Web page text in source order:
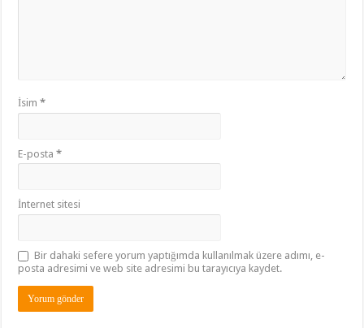
İsim*
E-posta*
İnternet sitesi
Bir dahaki sefere yorum yaptığımda kullanılmak üzere adımı, e-
posta adresimi ve web site adresimi bu tarayıcıya kaydet.